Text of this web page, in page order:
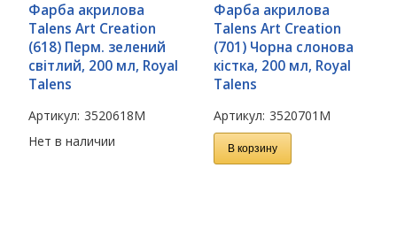
Фарба акрилова
Talens Art Creation
(618) Перм. зелений
світлий, 200 мл, Royal
Talens
Артикул: 3520618M
Нет в наличии
Фарба акрилова
Talens Art Creation
(701) Чорна слонова
кістка, 200 мл, Royal
Talens
Артикул: 3520701M
В корзину